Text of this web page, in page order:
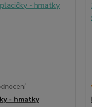
- hmatky